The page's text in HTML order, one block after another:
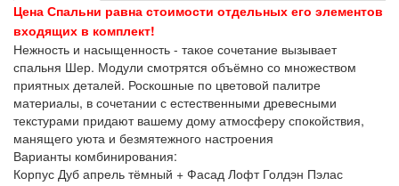
Цена Спальни равна стоимости отдельных его элементов
входящих в комплект!
Нежность и насыщенность - такое сочетание вызывает
спальня Шер. Модули смотрятся объёмно со множеством
приятных деталей. Роскошные по цветовой палитре
материалы, в сочетании с естественными древесными
текстурами придают вашему дому атмосферу спокойствия,
манящего уюта и безмятежного настроения
Варианты комбинирования:
Корпус Дуб апрель тёмный + Фасад Лофт Голдэн Пэлас